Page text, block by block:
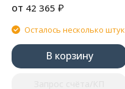
от 42 365 ₽
Осталось несколько штук
В корзину